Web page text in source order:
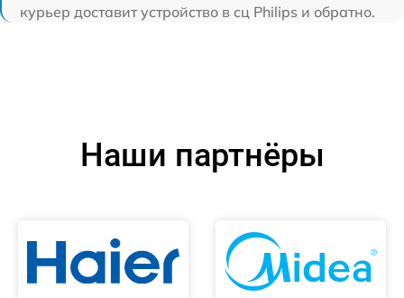
курьер доставит устройство в сц Philips и обратно.
Наши партнёры